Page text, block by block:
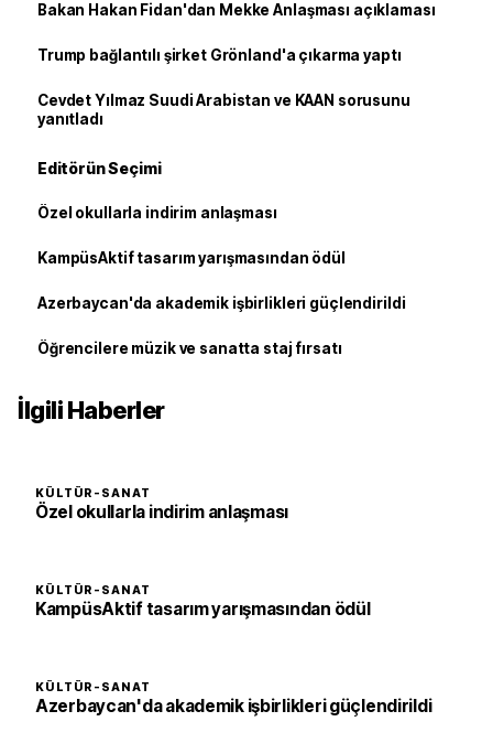
Bakan Hakan Fidan'dan Mekke Anlaşması açıklaması
Trump bağlantılı şirket Grönland'a çıkarma yaptı
Cevdet Yılmaz Suudi Arabistan ve KAAN sorusunu
yanıtladı
Editörün Seçimi
Özel okullarla indirim anlaşması
KampüsAktif tasarım yarışmasından ödül
Azerbaycan'da akademik işbirlikleri güçlendirildi
Öğrencilere müzik ve sanatta staj fırsatı
İlgili Haberler
KÜLTÜR-SANAT
Özel okullarla indirim anlaşması
KÜLTÜR-SANAT
KampüsAktif tasarım yarışmasından ödül
KÜLTÜR-SANAT
Azerbaycan'da akademik işbirlikleri güçlendirildi